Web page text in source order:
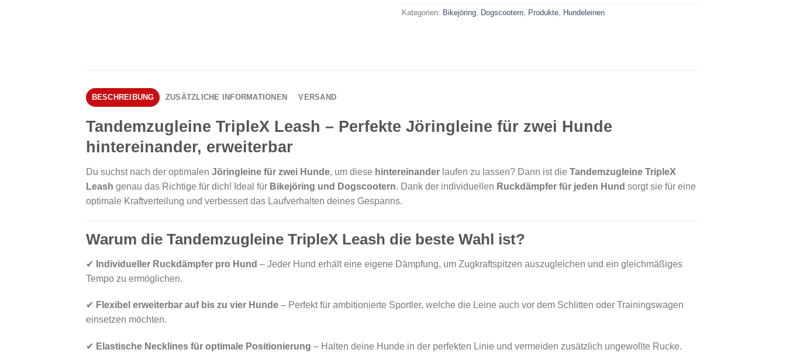
Kategorien: Bikejöring Dogscootern Produkte Hundeleinen
BESCHREIBUNG ZUSÄTZLICHE INFORMATIONEN VERSAND
Tandemzugleine TripleX Leash – Perfekte Jöringleine für zwei Hunde
hintereinander, erweiterbar
Du suchst nach der optimalen Jöringleine für zwei Hunde, um diese hintereinander laufen zu lassen? Dann ist die Tandemzugleine TripleX
Leash genau das Richtige für dich! Ideal für Bikejöring und Dogscootern. Dank der individuellen Ruckdämpfer für jeden Hund sorgt sie für eine
optimale Kraftverteilung und verbessert das Laufverhalten deines Gespanns.
Warum die Tandemzugleine TripleX Leash die beste Wahl ist?
✔ Individueller Ruckdämpfer pro Hund – Jeder Hund erhält eine eigene Dämpfung, um Zugkraftspitzen auszugleichen und ein gleichmäßiges
Tempo zu ermöglichen.
✔ Flexibel erweiterbar auf bis zu vier Hunde – Perfekt für ambitionierte Sportler, welche die Leine auch vor dem Schlitten oder Trainingswagen
einsetzen möchten.
✔ Elastische Necklines für optimale Positionierung – Halten deine Hunde in der perfekten Linie und vermeiden zusätzlich ungewollte Rucke.